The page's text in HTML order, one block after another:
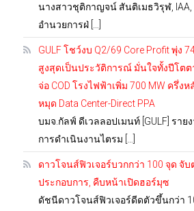
นางสาวชุติกาญจน์ สันติเมธวิรุฬ, IAA,
อำนวยการฝ่ […]
GULF โชว์งบ Q2/69 Core Profit พุ่ง
สูงสุดเป็นประวัติการณ์ มั่นใจทั้งปีโต
จ่อ COD โรงไฟฟ้าเพิ่ม 700 MW ครึ่งห
หมุด Data Center-Direct PPA
บมจ.กัลฟ์ ดีเวลลอปเมนท์ [GULF] ราย
การดำเนินงานไตรม […]
ดาวโจนส์ฟิวเจอร์บวกกว่า 100 จุด จับ
ประกอบการ, คืบหน้าเปิดฮอร์มุซ
ดัชนีดาวโจนส์ฟิวเจอร์ดีดตัวขึ้นกว่า